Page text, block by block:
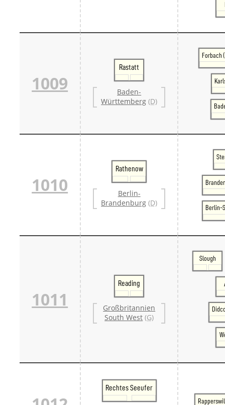
1009
Rastatt
Baden-
Württemberg (D)
Forbach
1010
Rathenow
Berlin-
Brandenburg (D)
Berlin-
1011
Reading
Großbritannien
South West (G)
Slough
Rechtes Seeufer
Rapperswil